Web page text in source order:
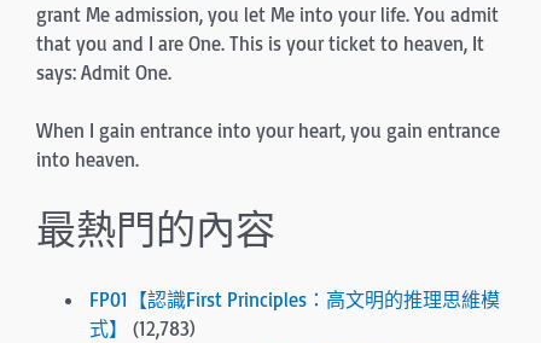
grant Me admission, you let Me into your life. You admit
that you and I are One. This is your ticket to heaven, It
says: Admit One.
When I gain entrance into your heart, you gain entrance
into heaven.
最熱門的內容
FP01【認識First Principles：高文明的推理思維模
式】
(12,783)